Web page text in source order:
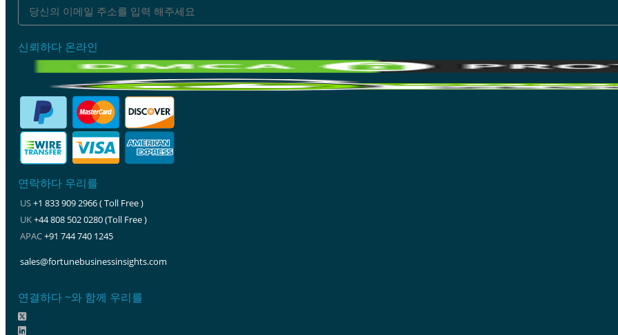
신뢰하다 온라인
연락하다 우리를
US+1 833 909 2966 ( Toll Free )
UK+44 808 502 0280 (Toll Free )
APAC+91 744 740 1245
sales@fortunebusinessinsights.com
연결하다 ~와 함께 우리를